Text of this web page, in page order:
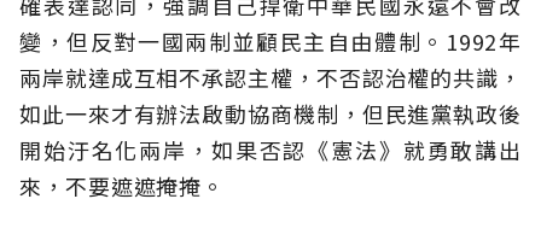
變，但反對一國兩制並顧民主自由體制。1992年
兩岸就達成互相不承認主權，不否認治權的共識，
如此一來才有辦法啟動協商機制，但民進黨執政後
開始汙名化兩岸，如果否認《憲法》就勇敢講出
來，不要遮遮掩掩。